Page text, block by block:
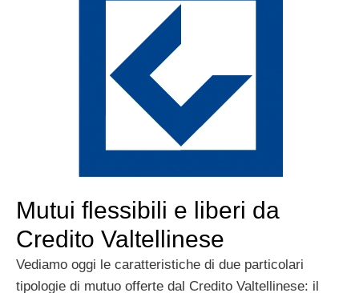
Mutui flessibili e liberi da
Credito Valtellinese
Vediamo oggi le caratteristiche di due particolari
tipologie di mutuo offerte dal Credito Valtellinese: il